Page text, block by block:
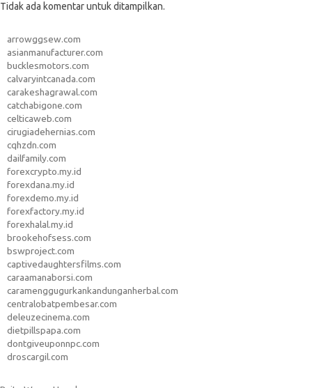
Tidak ada komentar untuk ditampilkan.
arrowggsew.com
asianmanufacturer.com
bucklesmotors.com
calvaryintcanada.com
carakeshagrawal.com
catchabigone.com
celticaweb.com
cirugiadehernias.com
cqhzdn.com
dailfamily.com
forexcrypto.my.id
forexdana.my.id
forexdemo.my.id
forexfactory.my.id
forexhalal.my.id
brookehofsess.com
bswproject.com
captivedaughtersfilms.com
caraamanaborsi.com
caramenggugurkankandunganherbal.com
centralobatpembesar.com
deleuzecinema.com
dietpillspapa.com
dontgiveuponnpc.com
droscargil.com